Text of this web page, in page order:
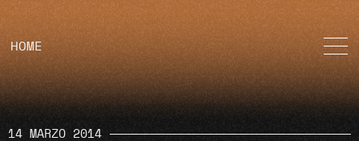
HOME
14 MARZO 2014